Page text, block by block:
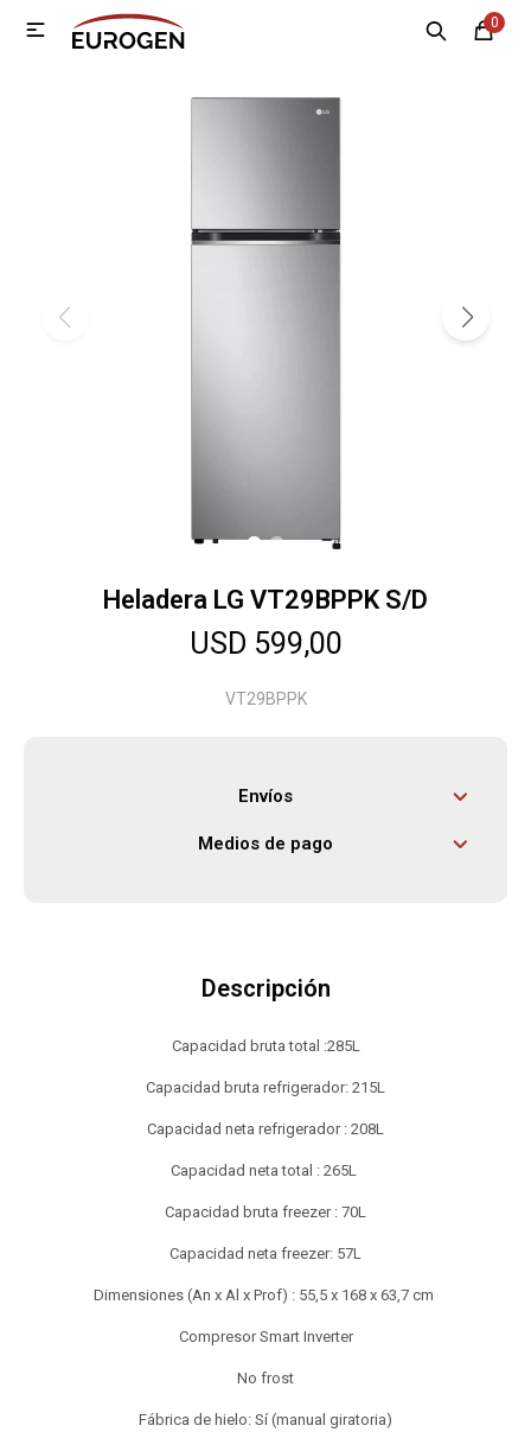
0

Heladera LG VT29BPPK S/D
USD 599,00
VT29BPPK
Envíos
Medios de pago
Descripción
Capacidad bruta total :285L
Capacidad bruta refrigerador: 215L
Capacidad neta refrigerador : 208L
Capacidad neta total : 265L
Capacidad bruta freezer : 70L
Capacidad neta freezer: 57L
Dimensiones (An x Al x Prof) : 55,5 x 168 x 63,7 cm
Compresor Smart Inverter
No frost
Fábrica de hielo: Sí (manual giratoria)
MI CUENTA
Nosotros Contacto
Herramientas